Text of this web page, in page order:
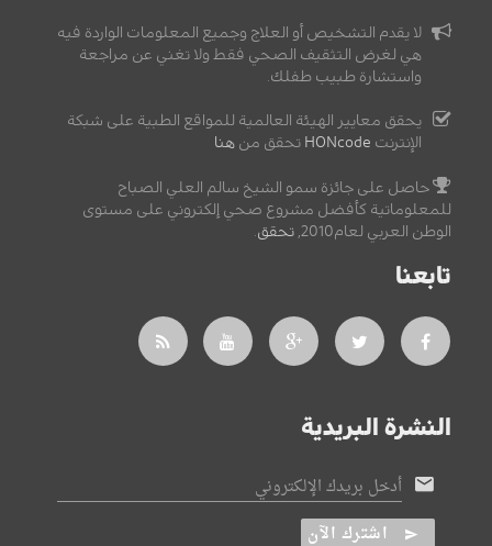
لا يقدم التشخيص أو العلاج وجميع المعلومات الواردة فيه
هي لغرض التثقيف الصحي فقط ولا تغني عن مراجعة
واستشارة طبيب طفلك.
يحقق معايير الهيئة العالمية للمواقع الطبية على شبكة
الإنترنت HONcode تحقق من هنا
حاصل على جائزة سمو الشيخ سالم العلي الصباح
للمعلوماتية كأفضل مشروع صحي إلكتروني على مستوى
الوطن العربي لعام2010,
تحقق.
تابعنا
النشرة البريدية
أدخل بريدك الإلكتروني
اشترك الآن